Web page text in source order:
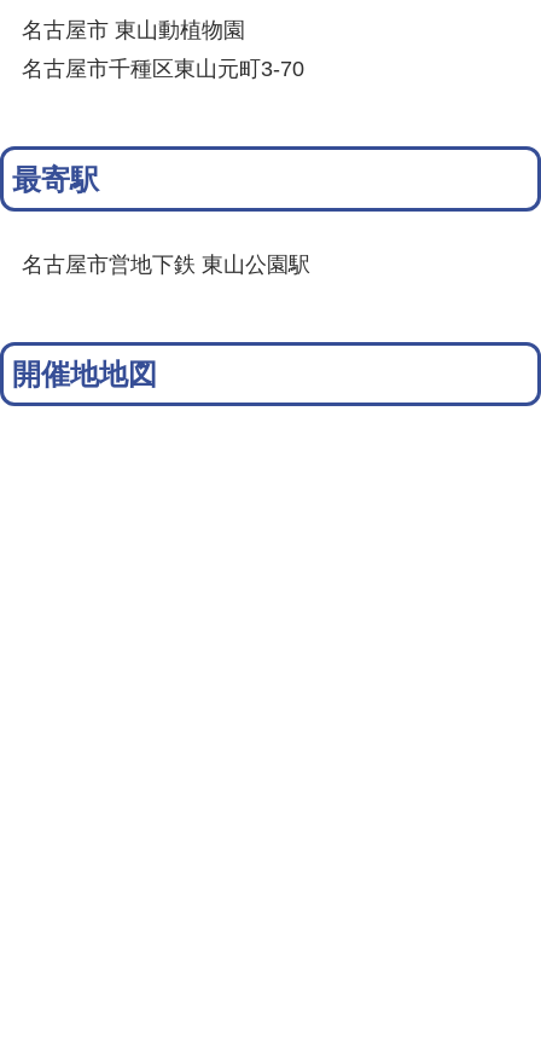
名古屋市 東山動植物園
名古屋市千種区東山元町3-70
最寄駅
名古屋市営地下鉄 東山公園駅
開催地地図